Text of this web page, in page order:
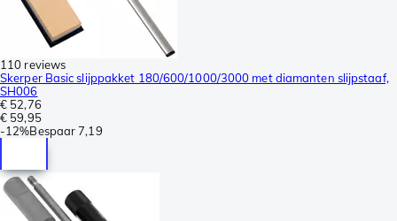
110 reviews
Skerper Basic slijppakket 180/600/1000/3000 met diamanten slijpstaaf,
SH006
€ 52,76
€ 59,95
-12%Bespaar 7,19